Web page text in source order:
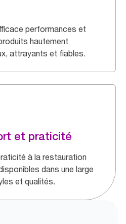
performances et
hautement
attrayants et fiables.
et praticité
à la restauration
dans une large
et qualités.